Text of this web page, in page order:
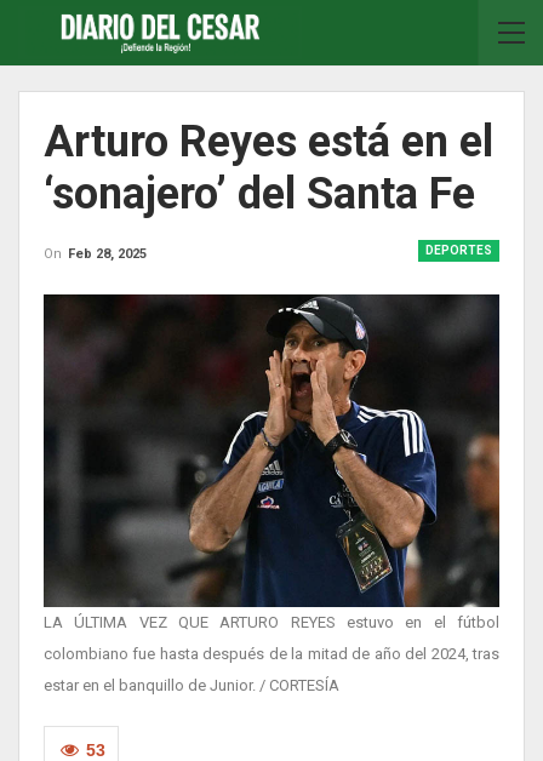
Arturo Reyes está en el
‘sonajero’ del Santa Fe
DEPORTES
On Feb 28, 2025
LA ÚLTIMA VEZ QUE ARTURO REYES estuvo en el fútbol
colombiano fue hasta después de la mitad de año del 2024, tras
estar en el banquillo de Junior. / CORTESÍA
53